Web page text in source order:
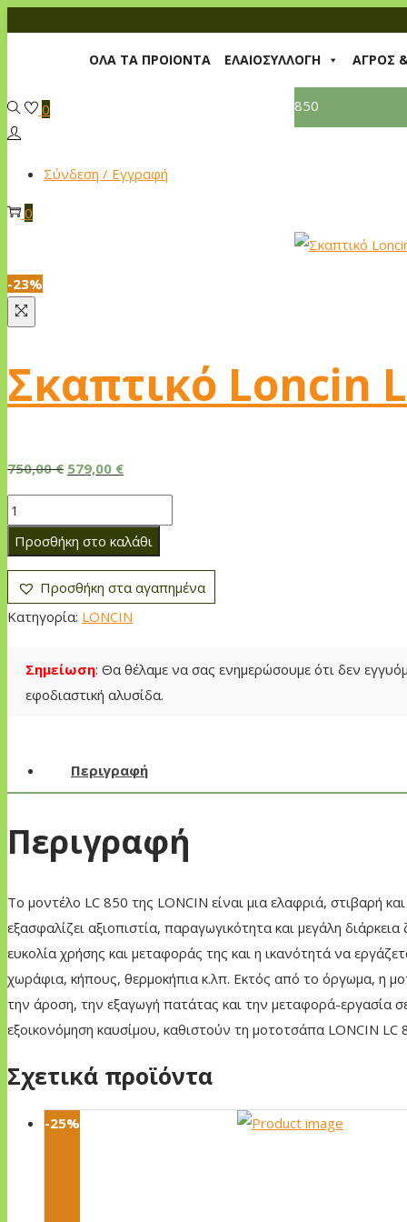
ΟΛΑ ΤΑ ΠΡΟΙΟΝΤΑ ΕΛΑΙΟΣΥΛΛΟΓΗ ΑΓΡΟΣ
0
Σύνδεση / Εγγραφή
0
850
-23%
Σκαπτικό Loncin
750,00€ Original
price
750,00 €.
579,00 €Η
τρέχουσα
είναι:
579,00 €.
Σημείωση: Θα θέλαμε να σας ενημερώσουμε ότι δεν
εφοδιαστική αλυσίδα.
Σκαπτικό
Loncin
LC
850
ποσότητα
Προσθήκη στο καλάθι
Προσθήκη στα αγαπημένα
Κατηγορία: LONCIN
Περιγραφή
Περιγραφή
Το μοντέλο LC 850 της LONCIN είναι μια ελαφριά, στιβαρή
εξασφαλίζει αξιοπιστία, παραγωγικότητα και μεγάλη
ευκολία χρήσης και μεταφοράς της και η ικανότητά να
χωράφια, κήπους, θερμοκήπια κ.λπ. Εκτός από το όργωμα, η
την άροση, την εξαγωγή πατάτας και την μεταφορά-εργασία
εξοικονόμηση καυσίμου, καθιστούν τη μοτοτσάπα LONCIN LC
Σχετικά προϊόντα
-25%